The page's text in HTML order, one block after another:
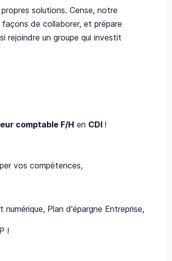
solutions. Cense, notre
de collaborer, et prépare
rejoindre un groupe qui investit
comptable F/H en CDI !
vos compétences,
Plan d'épargne Entreprise,
!